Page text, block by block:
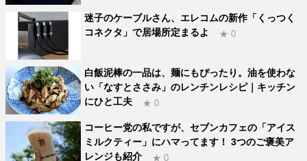
迷子のケーブルさん、エレコムの新作「くっつく
コネクタ」で居場所定まるよ
★ 0
白飯泥棒の一品は、麺にもぴったり。油を使わな
い「なすとささみ」のレンチンレシピ｜キッチン
にひと工夫
★ 0
コーヒー党の私ですが、セブンカフェの「アイス
ミルクティー」にハマってます！ 3つのご褒美ア
レンジも紹介
★ 0